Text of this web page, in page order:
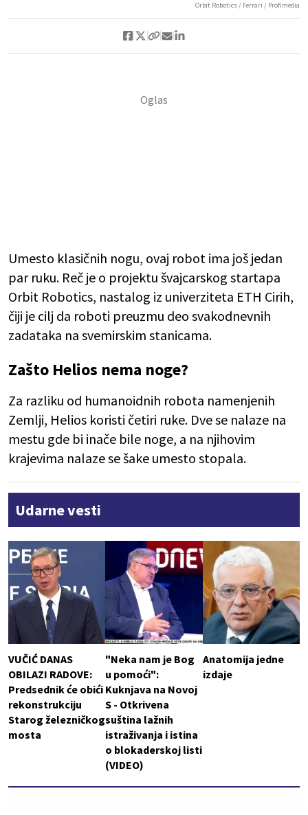
Orbit Robotics / Ferrari / Profimedia
Umesto klasičnih nogu, ovaj robot ima još jedan
par ruku. Reč je o projektu švajcarskog startapa
Orbit Robotics, nastalog iz univerziteta ETH Cirih,
čiji je cilj da roboti preuzmu deo svakodnevnih
zadataka na svemirskim stanicama.
Zašto Helios nema noge?
Za razliku od humanoidnih robota namenjenih
Zemlji, Helios koristi četiri ruke. Dve se nalaze na
mestu gde bi inače bile noge, a na njihovim
krajevima nalaze se šake umesto stopala.
Udarne vesti
VUČIĆ DANAS
OBILAZI RADOVE:
Predsednik će obići
rekonstrukciju
Starog železničkog
mosta
"Neka nam je Bog
u pomoći":
Kuknjava na Novoj
S - Otkrivena
suština lažnih
istraživanja i istina
o blokaderskoj listi
(VIDEO)
Anatomija jedne
izdaje